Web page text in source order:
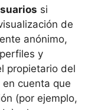
si
de
anónimo,
y⁤
propietario del
cuenta que⁢
(por ejemplo,‌